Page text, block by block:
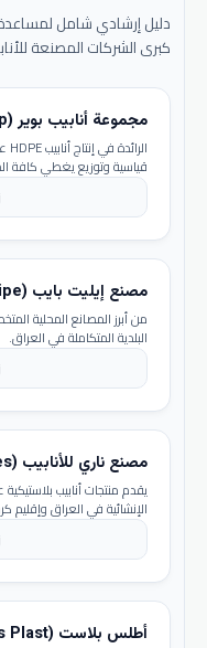
دليل إرشادي شامل
كبرى الشركات المصنعة
مجموعة أنابيب بوير (Bwer Pipes Group)
قياسية وتوزيع يغطي كافة
مصنع إيليت بايب (Elite Pipe)
من أبرز المصانع المحلية
البلدية المتكاملة في العراق.
مصنع ناري للأنابيب (Nary Pipes)
يقدم منتجات أنابيب
الإنشائية في العراق وإقليم
أطلس بلاست (Atlas Plast)